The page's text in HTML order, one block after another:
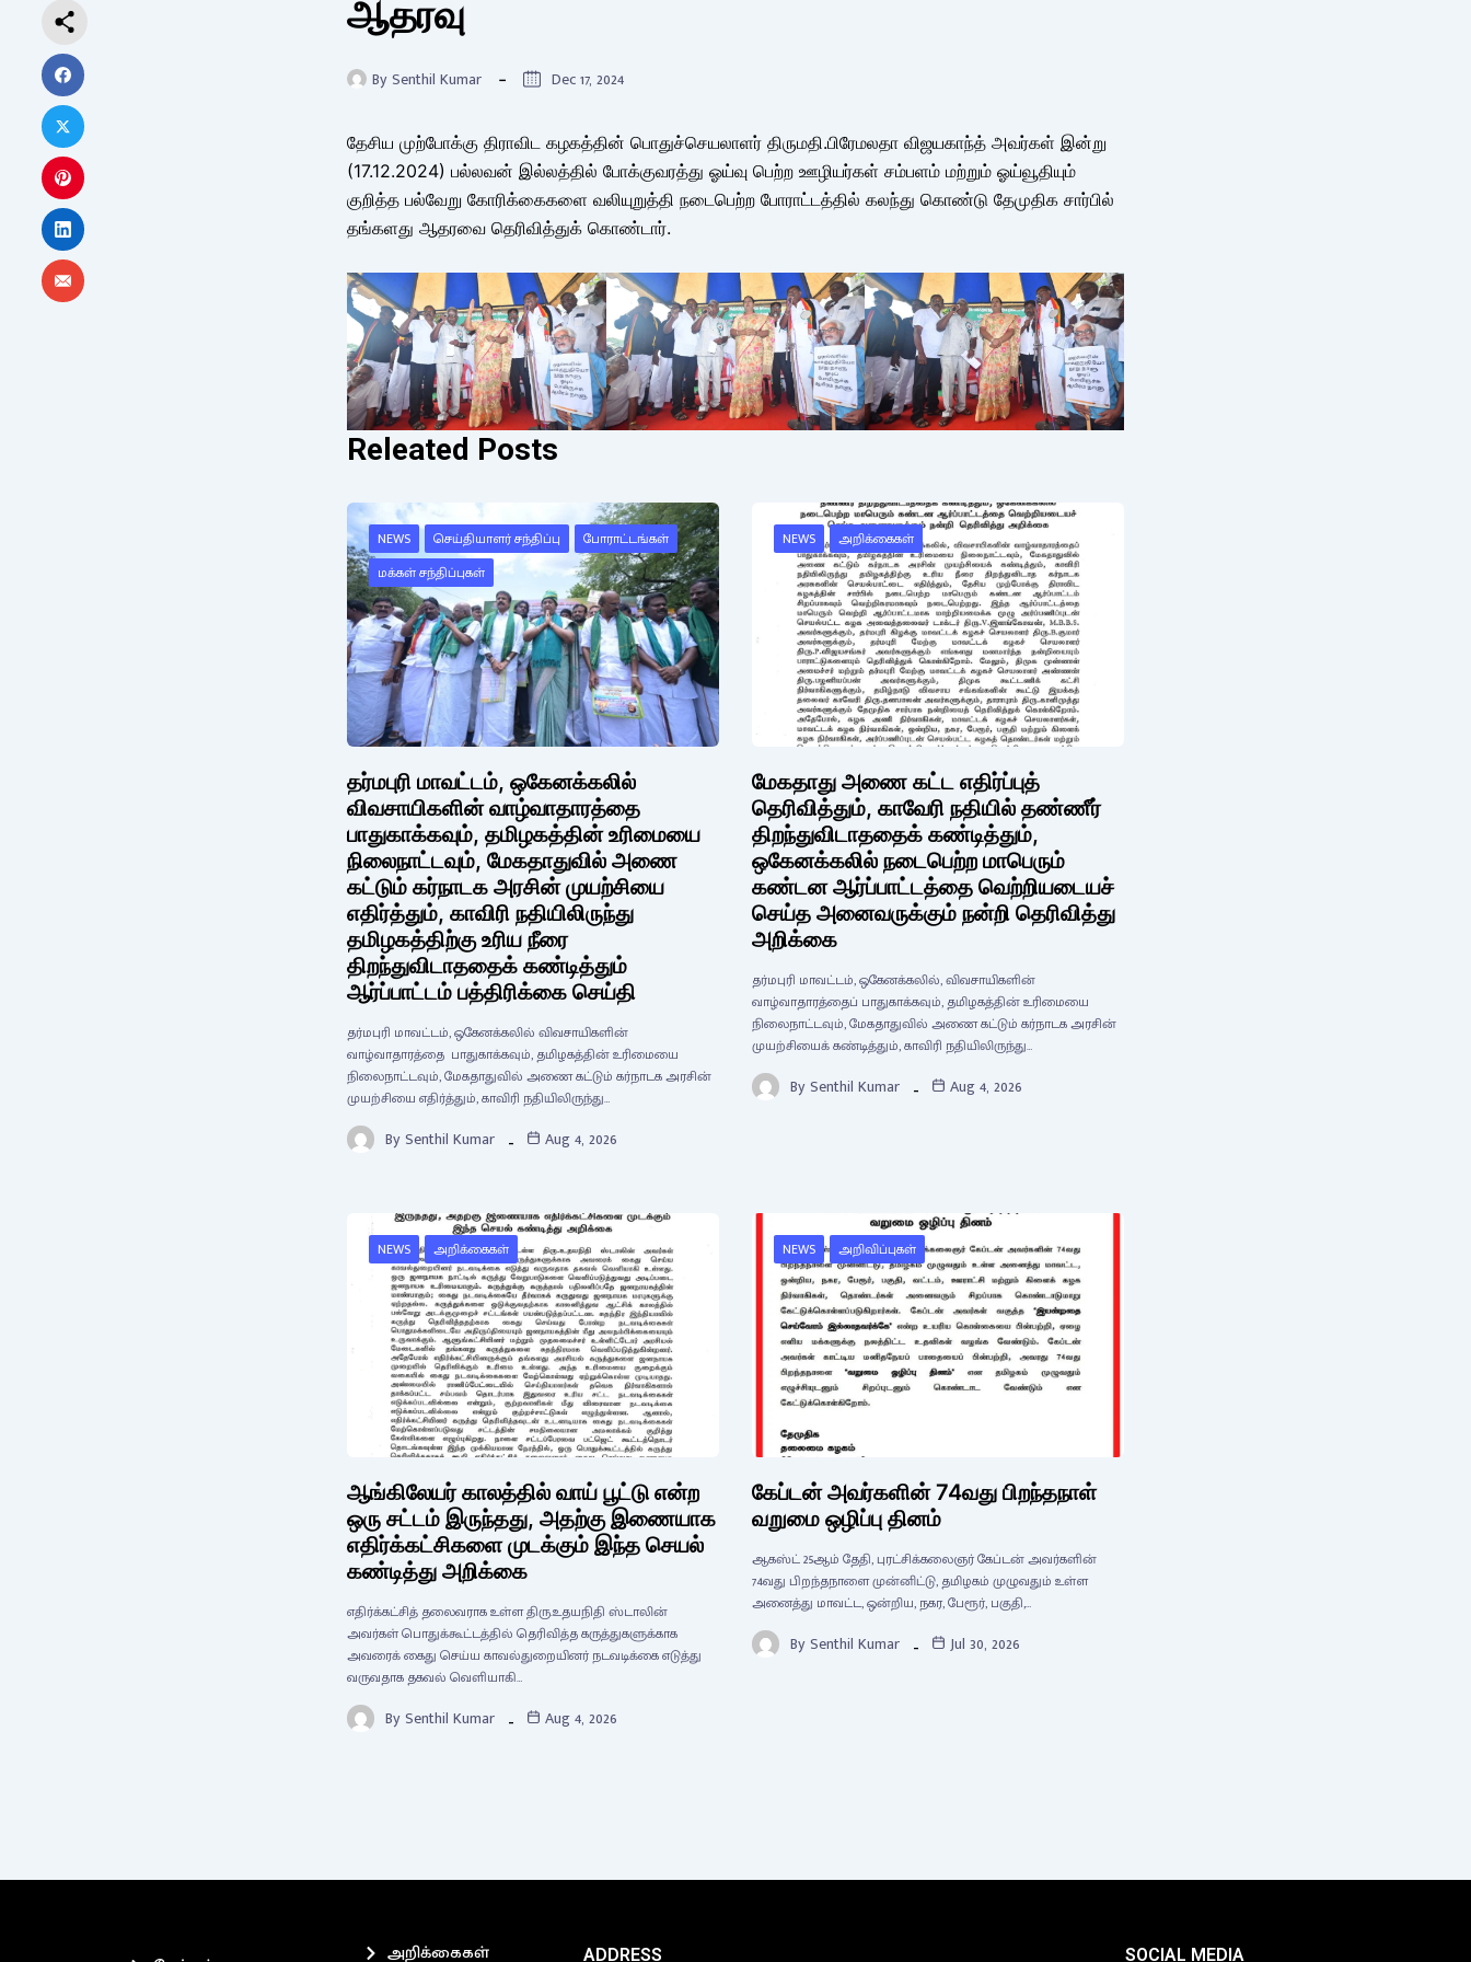
ஆதரவு
By Senthil Kumar Dec 17, 2024
தேசிய முற்போக்கு திராவிட கழகத்தின் பொதுச்செயலாளர் திருமதி.பிரேமலதா விஜயகாந்த் அவர்கள் இன்று
(17.12.2024) பல்லவன் இல்லத்தில் போக்குவரத்து ஓய்வு பெற்ற ஊழியர்கள் சம்பளம் மற்றும் ஓய்வூதியும்
குறித்த பல்வேறு கோரிக்கைகளை வலியுறுத்தி நடைபெற்ற போராட்டத்தில் கலந்து கொண்டு தேமுதிக சார்பில்
தங்களது ஆதரவை தெரிவித்துக் கொண்டார்.
Releated Posts
NEWS செய்தியாளர் சந்திப்பு
போராட்டங்கள்
மக்கள் சந்திப்புகள்
தர்மபுரி மாவட்டம், ஒகேனக்கலில்
விவசாயிகளின் வாழ்வாதாரத்தை
பாதுகாக்கவும், தமிழகத்தின் உரிமையை
நிலைநாட்டவும், மேகதாதுவில் அணை
கட்டும் கர்நாடக அரசின் முயற்சியை
எதிர்த்தும், காவிரி நதியிலிருந்து
தமிழகத்திற்கு உரிய நீரை
திறந்துவிடாததைக் கண்டித்தும்
ஆர்ப்பாட்டம் பத்திரிக்கை செய்தி
தர்மபுரி மாவட்டம், ஒகேனக்கலில் விவசாயிகளின்
வாழ்வாதாரத்தை பாதுகாக்கவும், தமிழகத்தின் உரிமையை
நிலைநாட்டவும், மேகதாதுவில் அணை கட்டும் கர்நாடக அரசின்
முயற்சியை எதிர்த்தும், காவிரி நதியிலிருந்து…
By Senthil Kumar Aug 4, 2026
NEWS அறிக்கைகள்
மேகதாது அணை கட்ட எதிர்ப்புத்
தெரிவித்தும், காவேரி நதியில் தண்ணீர்
திறந்துவிடாததைக் கண்டித்தும்,
ஒகேனக்கலில் நடைபெற்ற மாபெரும்
கண்டன ஆர்ப்பாட்டத்தை வெற்றியடையச்
செய்த அனைவருக்கும் நன்றி தெரிவித்து
அறிக்கை
தர்மபுரி மாவட்டம், ஒகேனக்கலில், விவசாயிகளின்
வாழ்வாதாரத்தைப் பாதுகாக்கவும், தமிழகத்தின் உரிமையை
நிலைநாட்டவும், மேகதாதுவில் அணை கட்டும் கர்நாடக அரசின்
முயற்சியைக் கண்டித்தும், காவிரி நதியிலிருந்து…
By Senthil Kumar Aug 4, 2026
NEWS அறிக்கைகள்
ஆங்கிலேயர் காலத்தில் வாய் பூட்டு என்ற
ஒரு சட்டம் இருந்தது, அதற்கு இணையாக
எதிர்க்கட்சிகளை முடக்கும் இந்த செயல்
கண்டித்து அறிக்கை
எதிர்க்கட்சித் தலைவராக உள்ள திரு.உதயநிதி ஸ்டாலின்
அவர்கள் பொதுக்கூட்டத்தில் தெரிவித்த கருத்துகளுக்காக
அவரைக் கைது செய்ய காவல்துறையினர் நடவடிக்கை எடுத்து
வருவதாக தகவல் வெளியாகி…
By Senthil Kumar Aug 4, 2026
NEWS அறிவிப்புகள்
கேப்டன் அவர்களின் 74வது பிறந்தநாள்
வறுமை ஒழிப்பு தினம்
ஆகஸ்ட் 25ஆம் தேதி, புரட்சிக்கலைஞர் கேப்டன் அவர்களின்
74வது பிறந்தநாளை முன்னிட்டு, தமிழகம் முழுவதும் உள்ள
அனைத்து மாவட்ட, ஒன்றிய, நகர, பேரூர், பகுதி,…
By Senthil Kumar Jul 30, 2026
அறிக்கைகள் ADDRESS SOCIAL MEDIA